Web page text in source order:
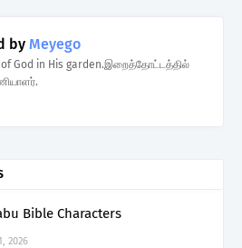
by Meyego
God in His garden.இறைத்தோட்டத்தில்
Bible Characters
2026